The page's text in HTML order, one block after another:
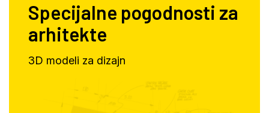
Specijalne pogodnosti za
arhitekte
3D modeli za dizajn